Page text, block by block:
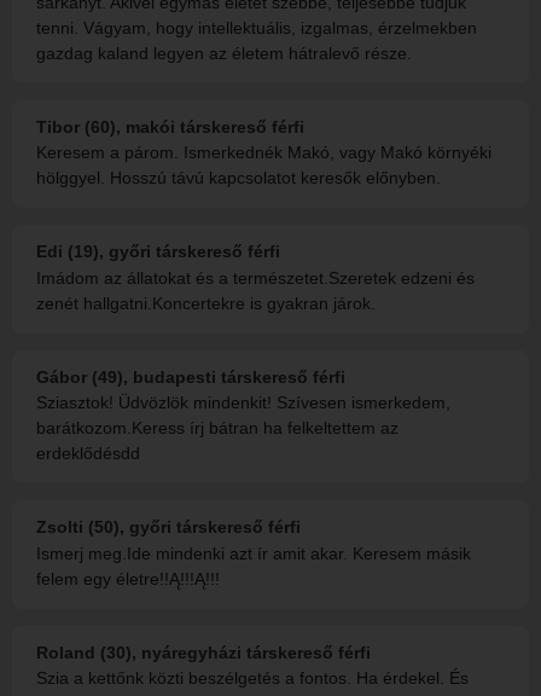
tenni. Vágyam, hogy intellektuális, izgalmas, érzelmekben
gazdag kaland legyen az életem hátralevő része.
Tibor (60), makói társkereső férfi
Keresem a párom. Ismerkednék Makó, vagy Makó környéki
hölggyel. Hosszú távú kapcsolatot keresők előnyben.
Edi (19), győri társkereső férfi
Imádom az állatokat és a természetet.Szeretek edzeni és
zenét hallgatni.Koncertekre is gyakran járok.
Gábor (49), budapesti társkereső férfi
Sziasztok! Üdvözlök mindenkit! Szívesen ismerkedem,
barátkozom.Keress írj bátran ha felkeltettem az
erdeklődésdd
Zsolti (50), győri társkereső férfi
Ismerj meg.Ide mindenki azt ír amit akar. Keresem másik
felem egy életre!!Ą!!!Ą!!!
Roland (30), nyáregyházi társkereső férfi
Szia a kettőnk közti beszélgetés a fontos. Ha érdekel. És